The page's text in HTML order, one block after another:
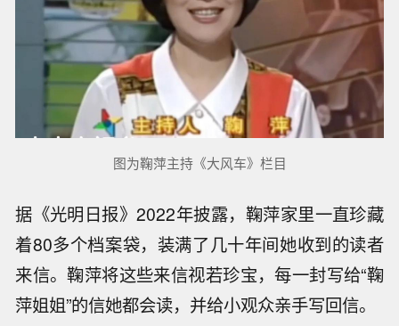
图为鞠萍主持《大风车》栏目
据《光明日报》2022年披露，鞠萍家里一直珍藏
着80多个档案袋，装满了几十年间她收到的读者
来信。鞠萍将这些来信视若珍宝，每一封写给“鞠
萍姐姐”的信她都会读，并给小观众亲手写回信。